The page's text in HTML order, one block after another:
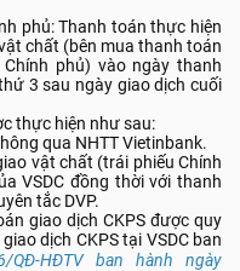
phủ: Thanh toán thực hiện
chất (bên mua thanh toán
phủ) vào ngày thanh
3 sau ngày giao dịch cuối
thực hiện như sau:
qua NHTT Vietinbank.
vật chất (trái phiếu Chính
VSDC đồng thời với thanh
tắc DVP.
giao dịch CKPS được quy
dịch CKPS tại VSDC ban
QĐ-HĐTV ban hành ngày